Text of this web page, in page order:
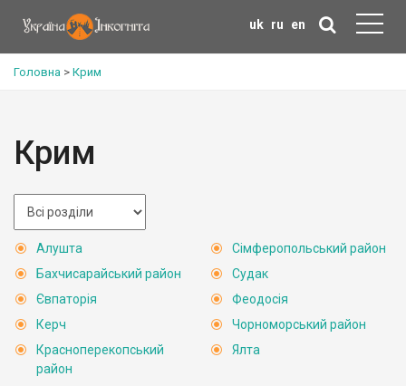
uk ru en
Головна > Крим
Крим
Алушта
Бахчисарайський район
Євпаторія
Керч
Красноперекопський
район
Сімферопольський район
Судак
Феодосія
Чорноморський район
Ялта